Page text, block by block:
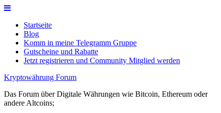
Skip
contentStartseite
Blog
Komm in meine Telegramm Gruppe
Gutscheine und Rabatte
Jetzt registrieren und Community Mitglied werden
Kryptowährung Forum
Das Forum über Digitale Währungen wie Bitcoin, Ethereum oder
andere Altcoins;